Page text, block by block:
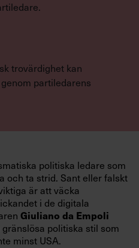
trovärdighet kan
partiledarens
politiska ledare som
och ta strid. Sant eller falskt
är att väcka
i de digitala
Giuliano da Empoli
politiska stil som
minst USA.